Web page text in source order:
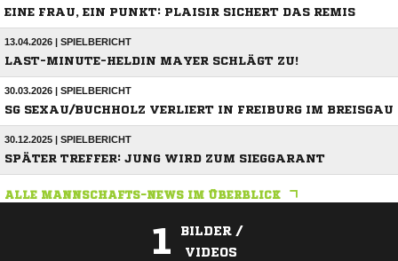
EINE FRAU, EIN PUNKT: PLAISIR SICHERT DAS REMIS
13.04.2026 | SPIELBERICHT
LAST-MINUTE-HELDIN MAYER SCHLÄGT ZU!
30.03.2026 | SPIELBERICHT
SG SEXAU/BUCHHOLZ VERLIERT IN FREIBURG IM BREISGAU
30.12.2025 | SPIELBERICHT
SPÄTER TREFFER: JUNG WIRD ZUM SIEGGARANT
ALLE MANNSCHAFTS-NEWS IM ÜBERBLICK
1
BILDER /
VIDEOS